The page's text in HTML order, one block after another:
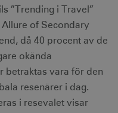
”Trending i Travel”
of Secondary
då 40 procent av de
okända
betraktas vara för den
resenärer i dag.
i resevalet visar